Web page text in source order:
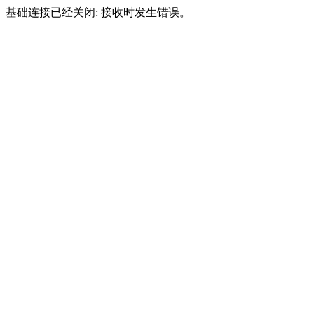
基础连接已经关闭: 接收时发生错误。